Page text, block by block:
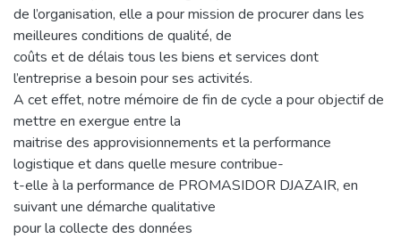
de l’organisation, elle a pour mission de procurer dans les
meilleures conditions de qualité, de
coûts et de délais tous les biens et services dont
l’entreprise a besoin pour ses activités.
A cet effet, notre mémoire de fin de cycle a pour objectif de
mettre en exergue entre la
maitrise des approvisionnements et la performance
logistique et dans quelle mesure contribue-
t-elle à la performance de PROMASIDOR DJAZAIR, en
suivant une démarche qualitative
pour la collecte des données